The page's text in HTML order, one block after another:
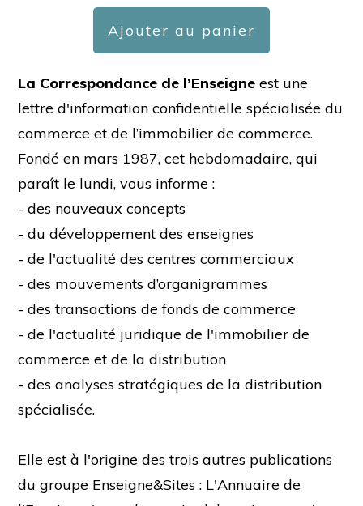
Ajouter au panier
La Correspondance de l’Enseigne est une
lettre d'information confidentielle spécialisée du
commerce et de l’immobilier de commerce.
Fondé en mars 1987, cet hebdomadaire, qui
paraît le lundi, vous informe :
- des nouveaux concepts
- du développement des enseignes
- de l'actualité des centres commerciaux
- des mouvements d’organigrammes
- des transactions de fonds de commerce
- de l'actualité juridique de l'immobilier de
commerce et de la distribution
- des analyses stratégiques de la distribution
spécialisée.
Elle est à l'origine des trois autres publications
du groupe Enseigne&Sites : L'Annuaire de